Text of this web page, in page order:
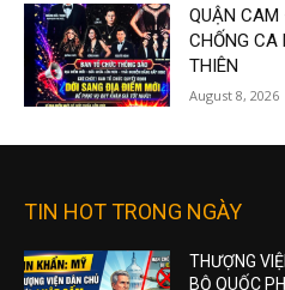
QUẬN
CHỐNG CA
THIÊN
August 8, 2026
TIN HOT TRONG NGÀY
THƯỢNG
BỘ QUỐC